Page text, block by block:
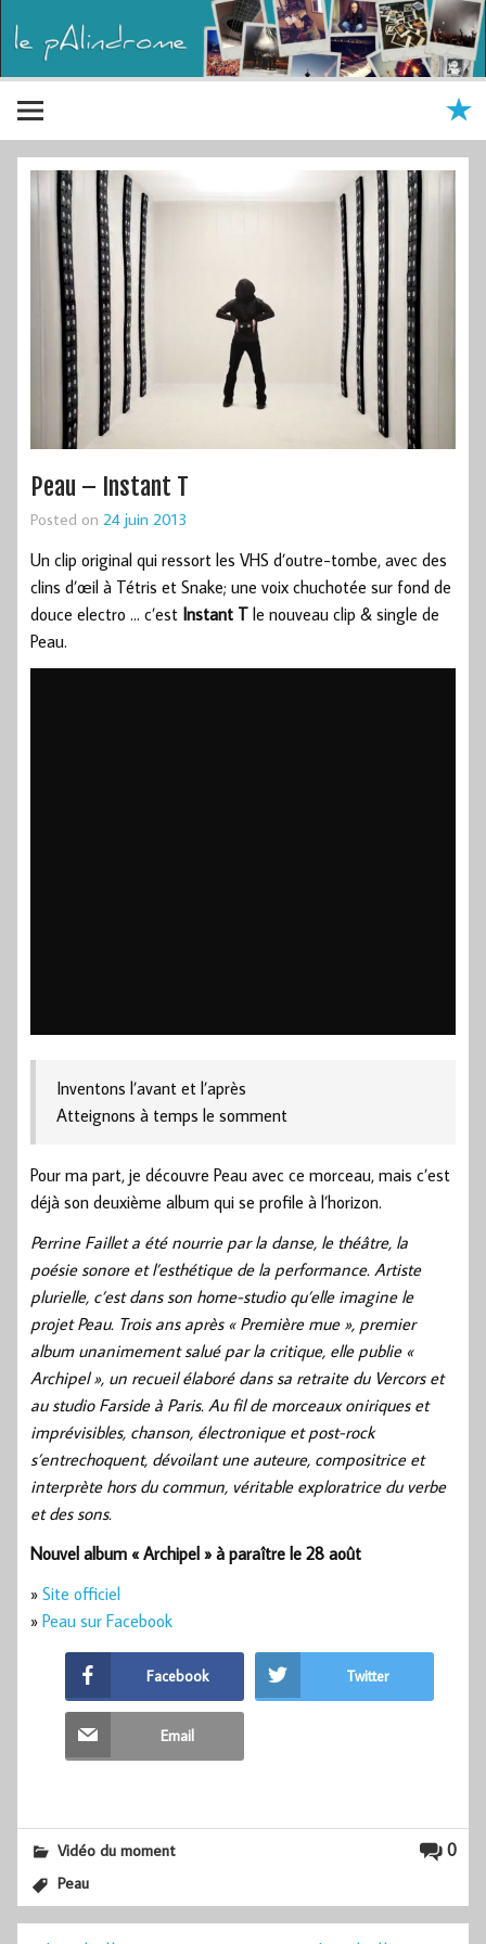
Peau – Instant T
Posted on 24 juin 2013
Un clip original qui ressort les VHS d’outre-tombe, avec des
clins d’œil à Tétris et Snake; une voix chuchotée sur fond de
douce electro … c’est Instant T le nouveau clip & single de
Peau.
Inventons l’avant et l’après
Atteignons à temps le somment
Pour ma part, je découvre Peau avec ce morceau, mais c’est
déjà son deuxième album qui se profile à l’horizon.
Perrine Faillet a été nourrie par la danse, le théâtre, la
poésie sonore et l’esthétique de la performance. Artiste
plurielle, c’est dans son home-studio qu’elle imagine le
projet Peau. Trois ans après « Première mue », premier
album unanimement salué par la critique, elle publie «
Archipel », un recueil élaboré dans sa retraite du Vercors et
au studio Farside à Paris. Au fil de morceaux oniriques et
imprévisibles, chanson, électronique et post-rock
s’entrechoquent, dévoilant une auteure, compositrice et
interprète hors du commun, véritable exploratrice du verbe
et des sons.
Nouvel album « Archipel » à paraître le 28 août
» Site officiel
» Peau sur Facebook
Facebook Twitter
Email
0
Vidéo du moment
Peau